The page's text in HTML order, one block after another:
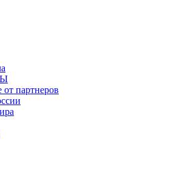
от партнеров